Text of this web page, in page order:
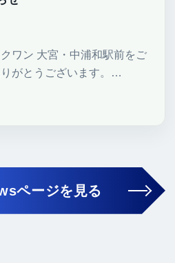
ワン 大宮・中浦和駅前をご
がとうございます。…
ページを見る